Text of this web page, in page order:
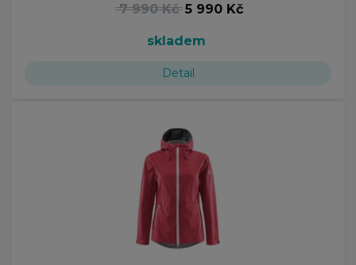
7 990 Kč 5 990 Kč
skladem
Detail